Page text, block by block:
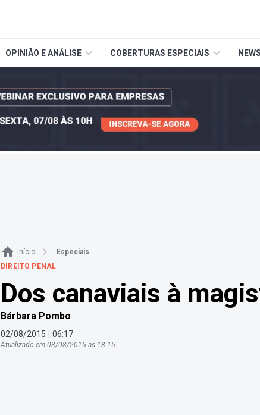
OPINIÃO E ANÁLISE COBERTURAS ESPECIAIS
Início
Especiais
DIREITO PENAL
Dos canaviais à
Bárbara Pombo
02/08/2015 06:17
Atualizado em 03/08/2015 às 18:15